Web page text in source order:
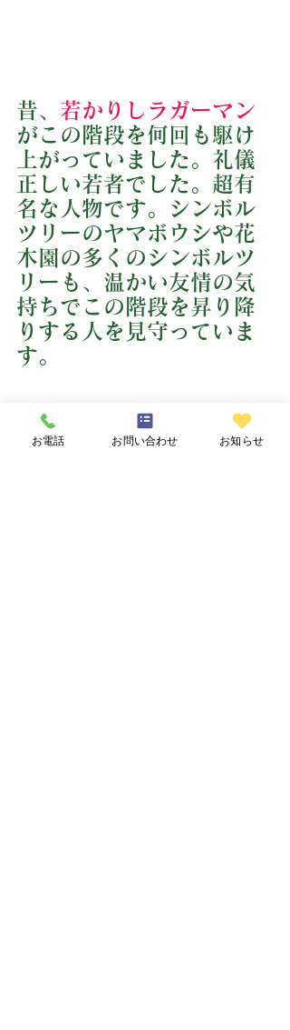
昔、 若かりしラガーマン
がこの階段を何回も駆け
上がっていました。礼儀
正しい若者でした。超有
名な人物です。シンボル
ツリーのヤマボウシや花
木園の多くのシンボルツ
リーも、温かい友情の気
持ちでこの階段を昇り降
りする人を見守っていま
す。
お電話 お問い合わせ お知らせ